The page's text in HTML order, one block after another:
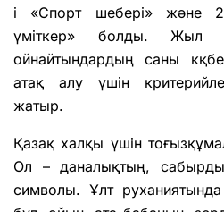
і «Спорт шебері» және
үміткер» болды. Жыл
ойнайтындардың саны
атақ алу үшін
жатыр.
Қазақ халқы үшін
Ол – даналықтың,
символы. Ұлт